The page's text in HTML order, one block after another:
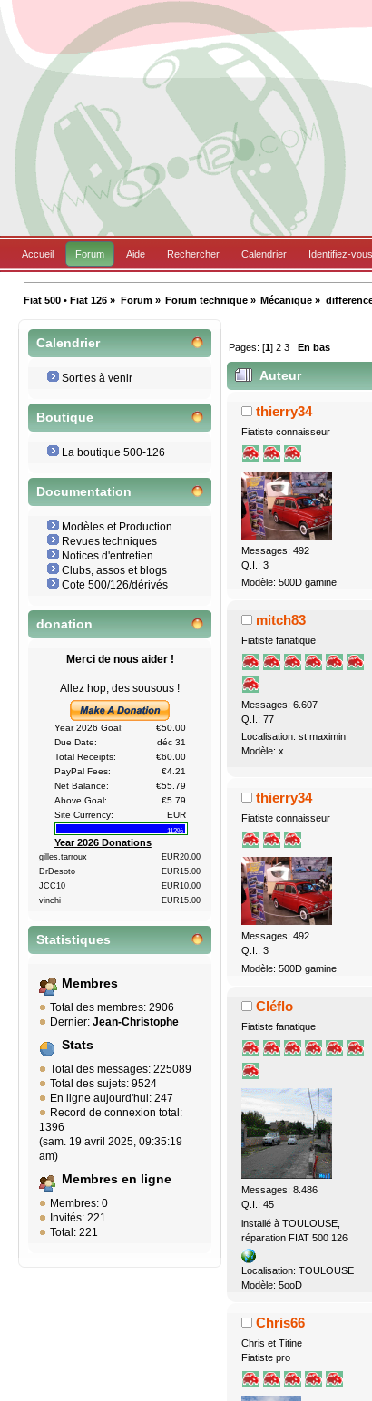
Accueil Forum Aide Rechercher Calendrier Identifiez-vous
Fiat 500 • Fiat 126 » Forum» Forum technique» Mécanique »
Calendrier
Sorties à venir
Boutique
La boutique 500-126
Documentation
Modèles et Production
Revues techniques
Notices d'entretien
Clubs, assos et blogs
Cote 500/126/dérivés
donation
Merci de nous aider !
Allez hop, des sousous !
Year 2026 Goal:
€50.00
Due Date:
déc 31
Total Receipts:
€60.00
PayPal Fees:
€4.21
Net Balance:
€55.79
Above Goal:
€5.79
Site Currency:
EUR
112%
Year 2026 Donations
gilles.tarroux
EUR20.00
DrDesoto
EUR15.00
JCC10
EUR10.00
vinchi
EUR15.00
Statistiques
Membres
Total des membres: 2906
Dernier: Jean-Christophe
Stats
Total des messages: 225089
Total des sujets: 9524
En ligne aujourd'hui: 247
Record de connexion total:
1396
(sam. 19 avril 2025, 09:35:19
am)
Membres en ligne
Membres: 0
Invités: 221
Total: 221
Pages: [1]2 3 En bas
Auteur
thierry34
Fiatiste connaisseur
Messages: 492
Q.I.: 3
Modèle: 500D gamine
mitch83
Fiatiste fanatique
Messages: 6.607
Q.I.: 77
Localisation: st maximin
Modèle: x
thierry34
Fiatiste connaisseur
Messages: 492
Q.I.: 3
Modèle: 500D gamine
Cléflo
Fiatiste fanatique
Messages: 8.486
Q.I.: 45
installé à TOULOUSE,
réparation FIAT 500 126
Localisation: TOULOUSE
Modèle: 5ooD
Chris66
Chris et Titine
Fiatiste pro